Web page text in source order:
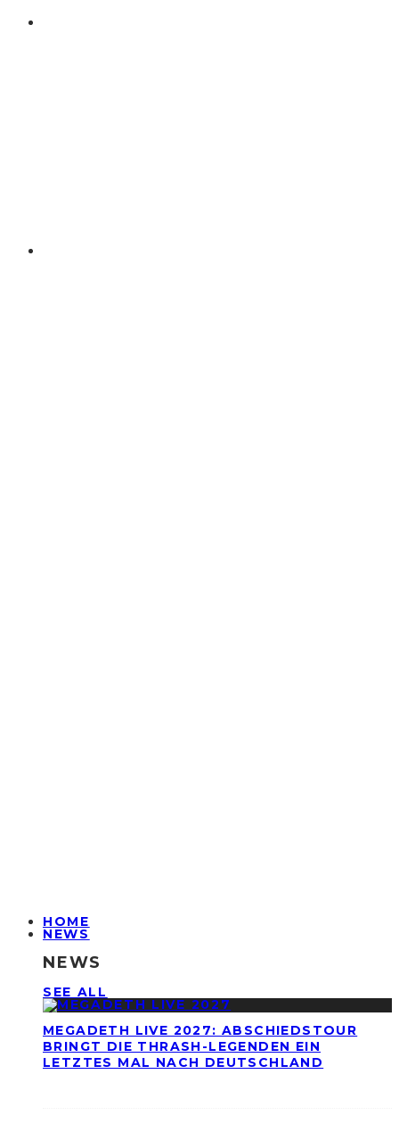
HOME
NEWS
NEWS
SEE ALL
MEGADETH LIVE 2027: ABSCHIEDSTOUR
BRINGT DIE THRASH-LEGENDEN EIN
LETZTES MAL NACH DEUTSCHLAND